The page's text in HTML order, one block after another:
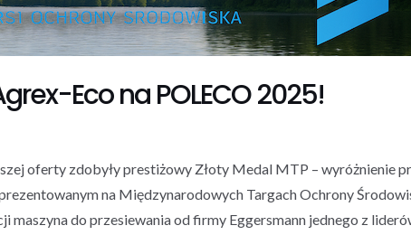
Eco na POLECO 2025!
oferty zdobyły prestiżowy Złoty Medal MTP – wyróżnienie
na Międzynarodowych Targach Ochrony
maszyna do przesiewania od firmy Eggersmann jednego z